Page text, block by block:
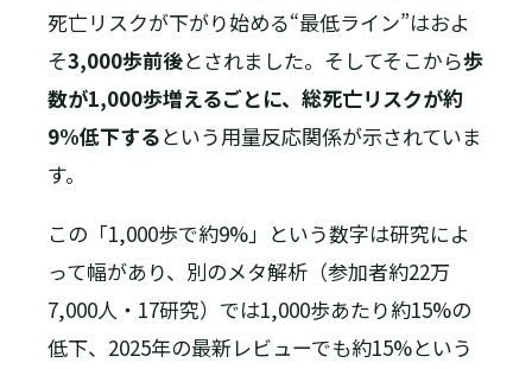
死亡リスクが下がり始める“最低ライン”はおよ
そ3,000歩前後とされました。そしてそこから歩
数が1,000歩増えるごとに、総死亡リスクが約
9%低下するという用量反応関係が示されていま
す。
この「1,000歩で約9%」という数字は研究によ
って幅があり、別のメタ解析（参加者約22万
7,000人・17研究）では1,000歩あたり約15%の
低下、2025年の最新レビューでも約15%という